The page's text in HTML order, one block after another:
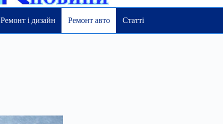
Ремонт і дизайн Ремонт авто Статті